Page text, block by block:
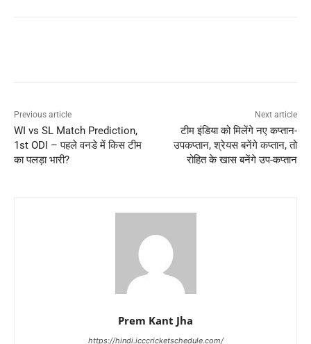
Previous article
WI vs SL Match Prediction,
1st ODI – पहले वनडे में किस टीम
का पलड़ा भारी?
Next article
टीम इंडिया को मिलेंगे नए कप्तान-
उपकप्तान, श्रेयस बनेंगे कप्तान, तो
रोहित के खास बनेंगे उप-कप्तान
Prem Kant Jha
https://hindi.icccricketschedule.com/